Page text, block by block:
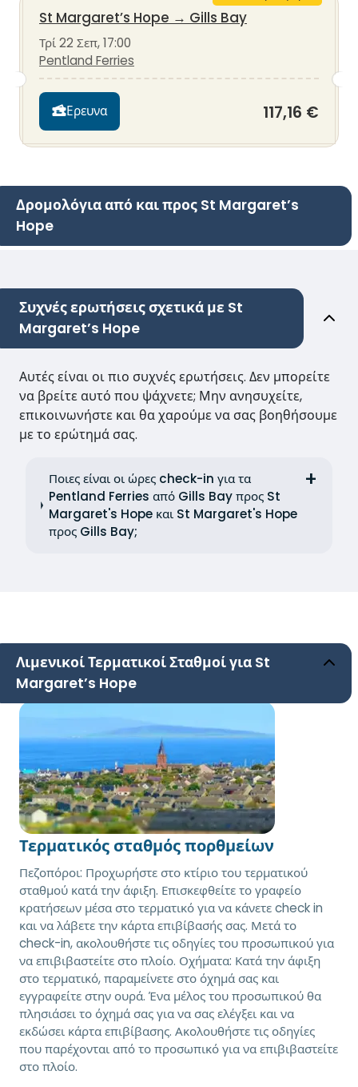
St Margaret’s Hope → Gills Bay
Τρί 22 Σεπ, 17:00
Pentland Ferries
Ερευνα 117,16 €
Δρομολόγια από και προς St Margaret’s
Hope
Συχνές ερωτήσεις σχετικά με St
Margaret’s Hope
Αυτές είναι οι πιο συχνές ερωτήσεις. Δεν μπορείτε
να βρείτε αυτό που ψάχνετε; Μην ανησυχείτε,
επικοινωνήστε και θα χαρούμε να σας βοηθήσουμε
με το ερώτημά σας.
Ποιες είναι οι ώρες check-in για τα
Pentland Ferries από Gills Bay προς St
Margaret's Hope και St Margaret's Hope
προς Gills Bay;
Λιμενικοί Τερματικοί Σταθμοί για St
Margaret’s Hope
Τερματικός σταθμός πορθμείων
Πεζοπόροι: Προχωρήστε στο κτίριο του τερματικού
σταθμού κατά την άφιξη. Επισκεφθείτε το γραφείο
κρατήσεων μέσα στο τερματικό για να κάνετε check in
και να λάβετε την κάρτα επιβίβασής σας. Μετά το
check-in, ακολουθήστε τις οδηγίες του προσωπικού για
να επιβιβαστείτε στο πλοίο. Οχήματα: Κατά την άφιξη
στο τερματικό, παραμείνετε στο όχημά σας και
εγγραφείτε στην ουρά. Ένα μέλος του προσωπικού θα
πλησιάσει το όχημά σας για να σας ελέγξει και να
εκδώσει κάρτα επιβίβασης. Ακολουθήστε τις οδηγίες
που παρέχονται από το προσωπικό για να επιβιβαστείτε
στο πλοίο.